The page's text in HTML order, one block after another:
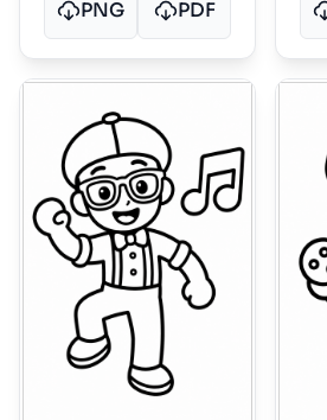
PNG PDF